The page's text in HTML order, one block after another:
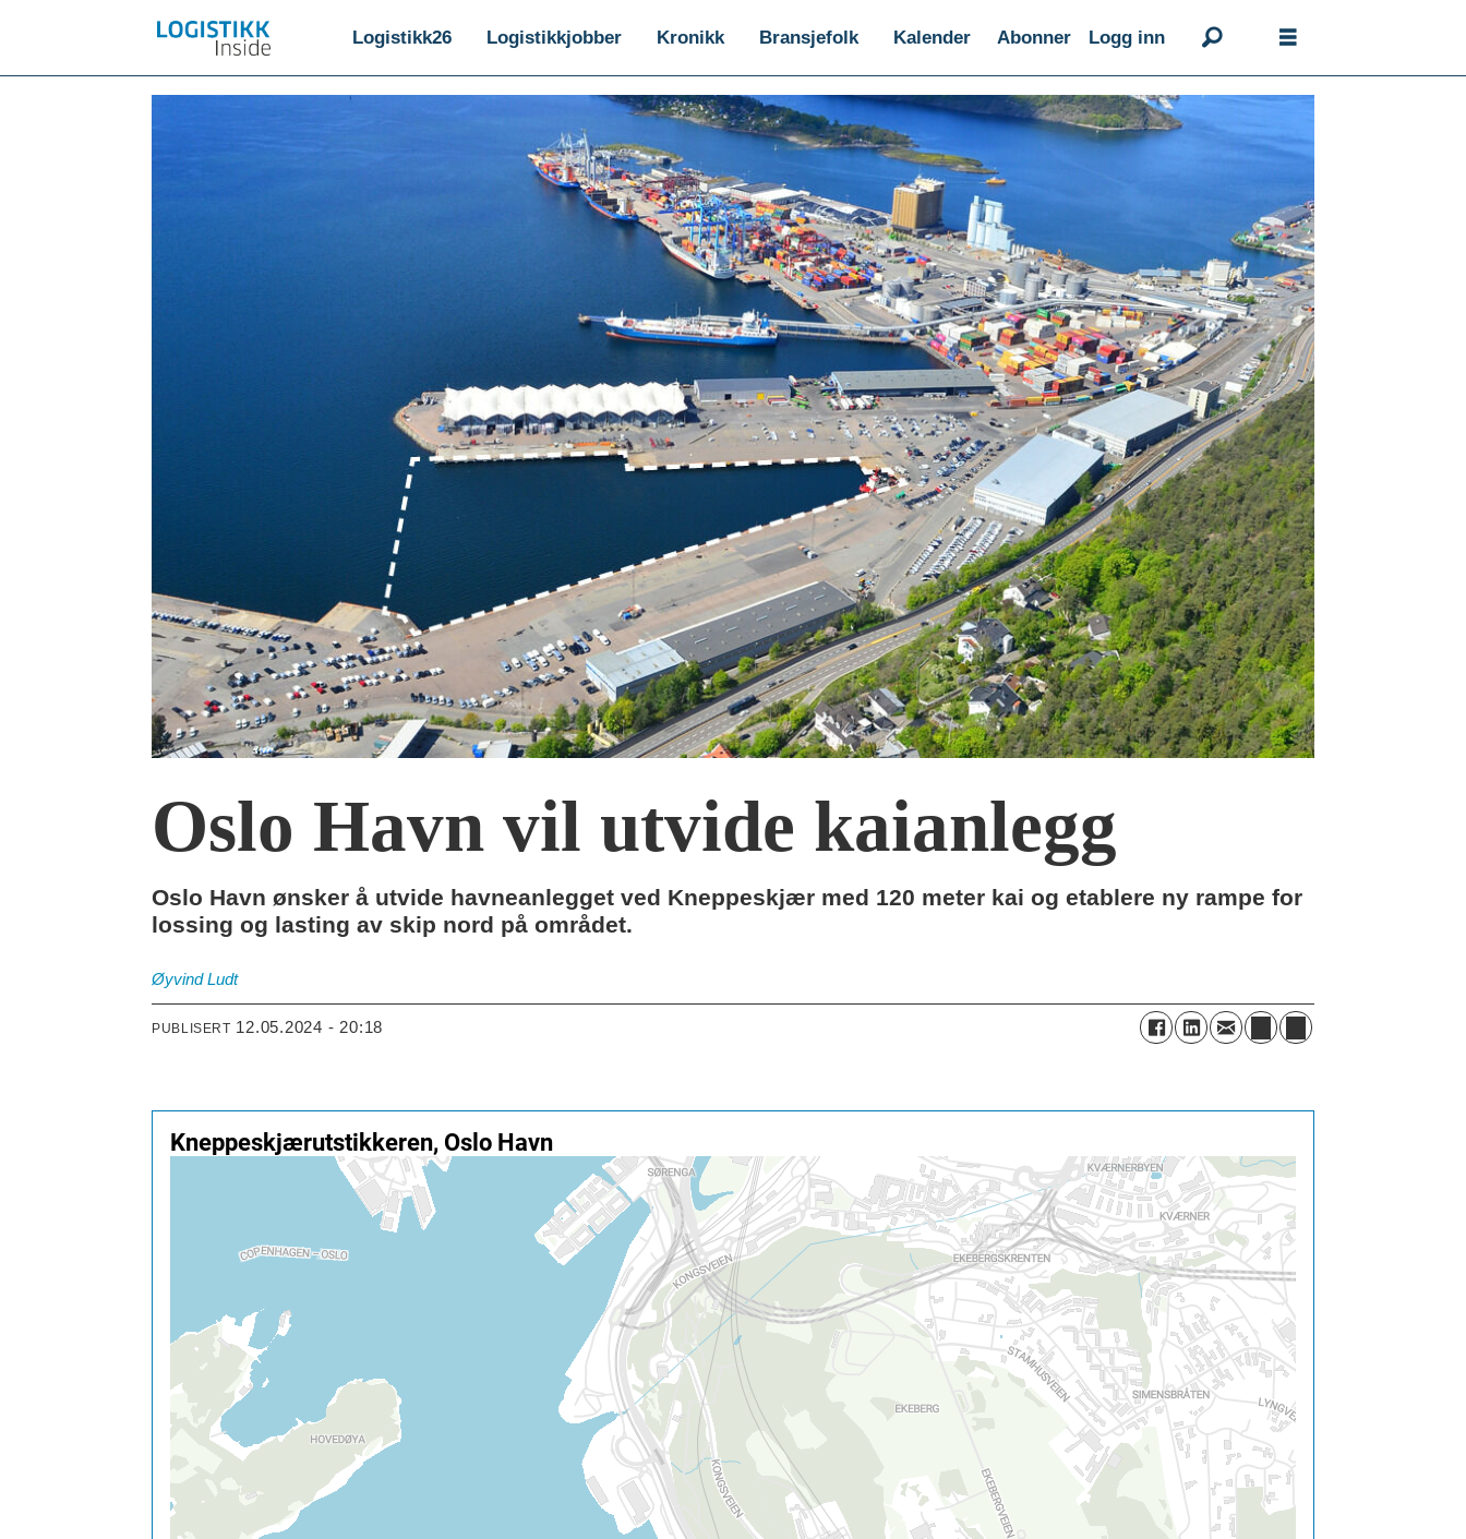
Logistikk26 Logistikkjobber Kronikk Bransjefolk Kalender Abonner Logg inn
Oslo Havn vil utvide kaianlegg
Oslo Havn ønsker å utvide havneanlegget ved Kneppeskjær med 120 meter kai og etablere ny rampe for
lossing og lasting av skip nord på området.
Øyvind Ludt
PUBLISERT 12.05.2024 - 20:18